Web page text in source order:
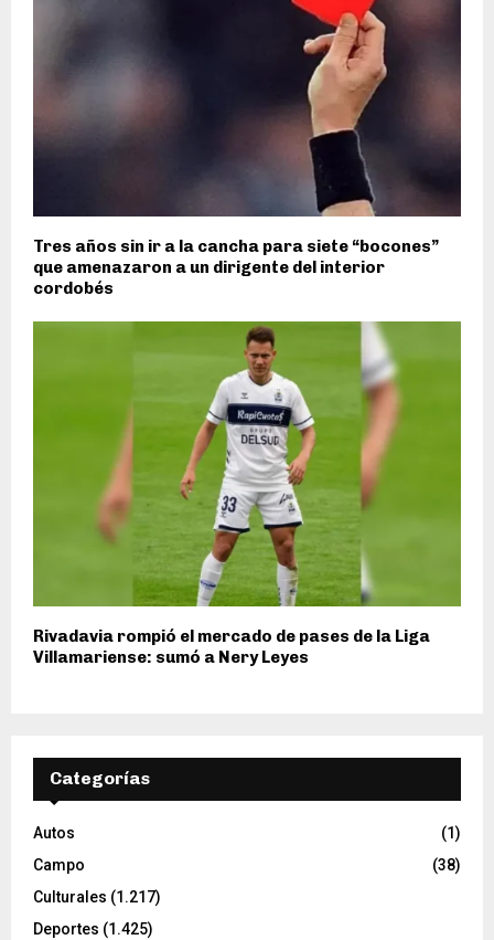
Tres años sin ir a la cancha para siete “bocones”
que amenazaron a un dirigente del interior
cordobés
Rivadavia rompió el mercado de pases de la Liga
Villamariense: sumó a Nery Leyes
Categorías
Autos
(1)
Campo
(38)
Culturales (1.217)
Deportes (1.425)